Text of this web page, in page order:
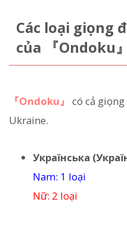
Các loại giọng
của 『Ondoku』
『Ondoku』 có cả
Ukraine.
Українська
Nam: 1 loại
Nữ: 2 loại